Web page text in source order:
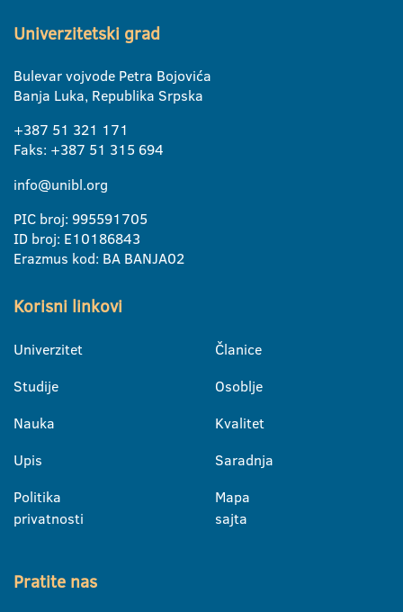
Univerzitetski grad
Bulevar vojvode Petra Bojovića
Banja Luka, Republika Srpska
+387 51 321 171
Faks: +387 51 315 694
info@unibl.org
PIC broj: 995591705
ID broj: E10186843
Erazmus kod: BA BANJA02
Korisni linkovi
Univerzitet
Studije
Nauka
Upis
Politika
privatnosti
Članice
Osoblje
Kvalitet
Saradnja
Mapa
sajta
Pratite nas